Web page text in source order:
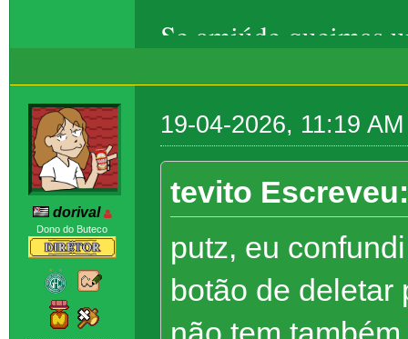
Se amiúde queimas
Eros, ela foge –
dorival
Dono do Buteco
19-04-2026, 11:19 AM
tevito Escreveu:
putz, eu
botão de deletar